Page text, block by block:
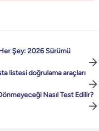
Şey: 2026 Sürümü
listesi doğrulama araçları
Nasıl Test Edilir?